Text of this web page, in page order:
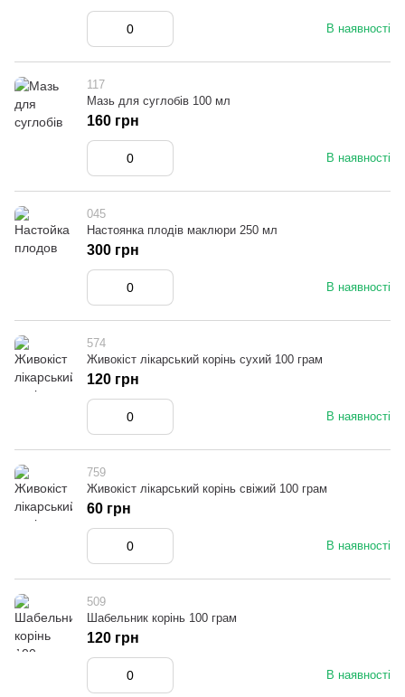
В наявності
117
Мазь для суглобів 100 мл
В наявності
160 грн
045
Настоянка плодів маклюри 250 мл
В наявності
300 грн
574
Живокіст лікарський корінь сухий 100 грам
В наявності
120 грн
759
Живокіст лікарський корінь свіжий 100 грам
В наявності
60 грн
509
Шабельник корінь 100 грам
В наявності
120 грн